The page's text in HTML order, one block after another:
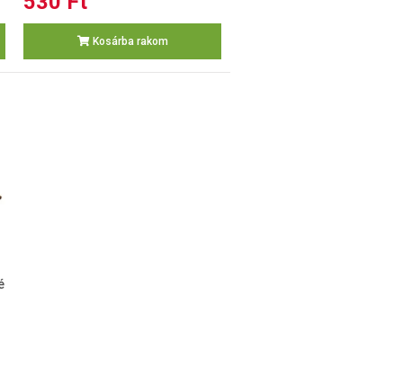
Kosárba rakom